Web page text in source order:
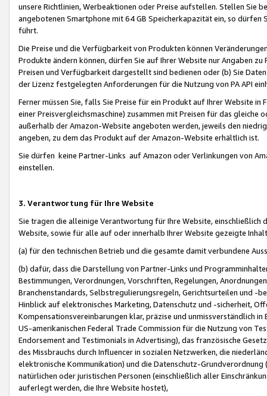
unsere Richtlinien, Werbeaktionen oder Preise aufstellen. Stellen Sie
angebotenen Smartphone mit 64 GB Speicherkapazität ein, so dürfen
führt.
Die Preise und die Verfügbarkeit von Produkten können
Produkte ändern können, dürfen Sie auf Ihrer Website nur Angaben
Preisen und Verfügbarkeit dargestellt sind bedienen oder (b) Sie
der Lizenz festgelegten Anforderungen für die Nutzung von PA API
Ferner müssen Sie, falls Sie Preise für ein Produkt auf Ihrer Website
einer Preisvergleichsmaschine) zusammen mit Preisen für das
außerhalb der Amazon-Website angeboten werden, jeweils den
angeben, zu dem das Produkt auf der Amazon-Website erhältlich ist.
Sie dürfen keine Partner-Links auf Amazon oder Verlinkungen von
einstellen.
3. Verantwortung für Ihre Website
Sie tragen die alleinige Verantwortung für Ihre Website,
Website, sowie für alle auf oder innerhalb Ihrer Website gezeigte
(a) für den technischen Betrieb und die gesamte damit verbundene
(b) dafür, dass die Darstellung von Partner-Links und
Bestimmungen, Verordnungen, Vorschriften, Regelungen,
Branchenstandards, Selbstregulierungsregeln, Gerichtsurteilen und -
Hinblick auf elektronisches Marketing, Datenschutz und -sicherheit,
Kompensationsvereinbarungen klar, präzise und unmissverständlich
US-amerikanischen Federal Trade Commission für die Nutzung von
Endorsement and Testimonials in Advertising), das französische
des Missbrauchs durch Influencer in sozialen Netzwerken, die
elektronische Kommunikation) und die Datenschutz-
natürlichen oder juristischen Personen (einschließlich aller
auferlegt werden, die Ihre Website hostet),